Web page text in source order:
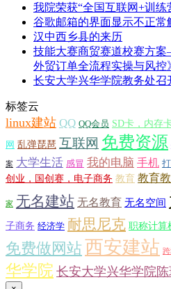
我院荣获“全国互联网+训
谷歌邮箱的界面显示不正常
汉中西乡县的来历
技能大赛商贸赛道校赛方
外贸订单全流程实操与风控
长安大学兴华学院教务处召
标签云
linux建站 QQ QQ会员 SD卡，内存
网 乱弹琵琶 互联网 免费资源
案 大学生活 感冒 我的电脑 手机
创业，国创赛，电子商务 教育 教育
家 无名建站 无名教育 无名空间
子商务 经济学 耐思尼克 职称计算
免费做网站 西安建站
华学院 长安大学兴华学院